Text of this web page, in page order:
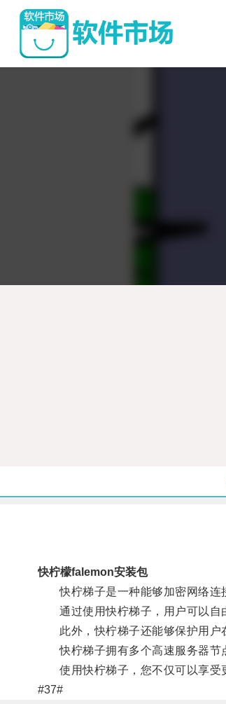
快柠檬falemon安装包
快柠梯子是一种能够加密网络连
通过使用快柠梯子，用户可以自
此外，快柠梯子还能够保护用户
快柠梯子拥有多个高速服务器节
使用快柠梯子，您不仅可以享受
#37#